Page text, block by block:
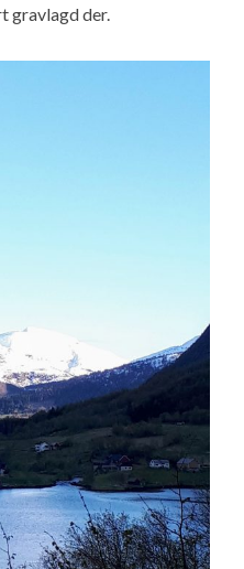
gravlagd der.